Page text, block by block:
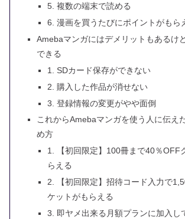
5. 複数の端末で読める
6. 漫画を買うたびにポイントがもら
Amebaマンガにはデメリットもあるけ
できる
1. SDカード保存ができない
2. 購入した作品が消せない
3. 登録情報の変更がやや面倒
これからAmebaマンガを使う人に伝え
め方
1. 【初回限定】100冊まで40％OFF
らえる
2. 【初回限定】招待コード入力で
ケットがもらえる
3. 即ヤメ出来る月額プランに加入し